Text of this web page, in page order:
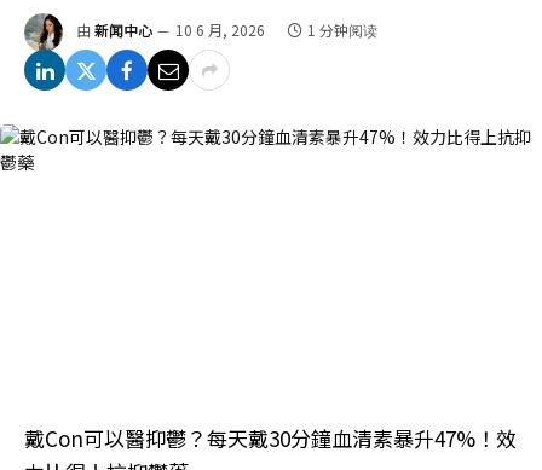
由 新闻中心 10 6 月, 2026 1 分钟阅读
戴Con可以醫抑鬱？每天戴30分鐘血清素暴升47%！效